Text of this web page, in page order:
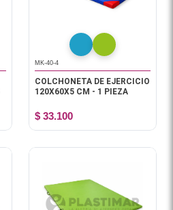
MK-40-4
COLCHONETA DE EJERCICIO
120X60X5 CM - 1 PIEZA
$ 33.100